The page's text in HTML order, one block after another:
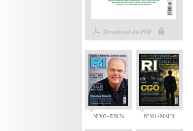
Download do PDF
Nº 302 • JUN 26 Nº 301 • MAI 26